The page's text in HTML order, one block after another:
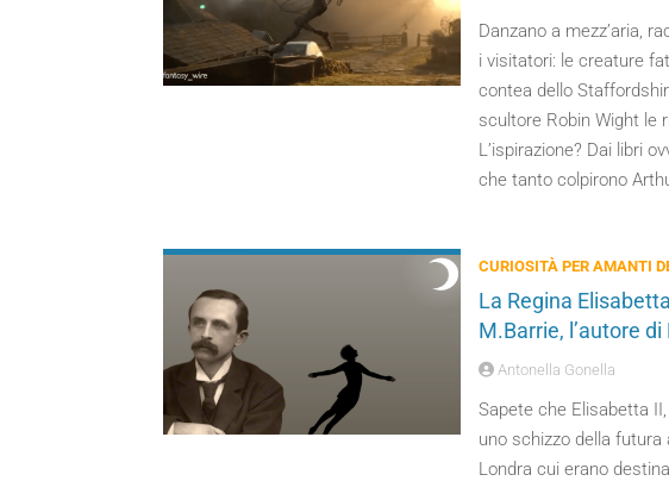
Danzano a mezz’aria,
i visitatori: le creature
contea dello
scultore Robin Wight le
L’ispirazione? Dai libri
che tanto colpirono
CURIOSITÀ PER AMANTI
La Regina
M.Barrie, l’autore di
Antonella Gonella
Sapete che Elisabetta
uno schizzo della
Londra cui erano